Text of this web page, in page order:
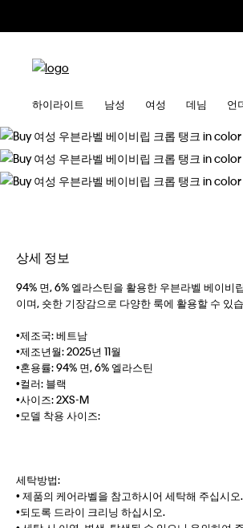
하이라이트 남성 여성 데님 언
상세 정보
94% 면, 6% 엘라스틴을 활용한 우븐라벨 베이비
이며, 숏한 기장감으로 다양한 룩에 활용할 수 있
•제조국: 베트남
•제조년월: 2025년 11월
•혼용률: 94% 면, 6% 엘라스틴
•컬러: 블랙
•사이즈: 2XS-M
•모델 착용 사이즈:
세탁방법:
• 제품의 케어라벨을 참고하시어 세탁해 주십시오.
•되도록 드라이 크리닝 하십시오.